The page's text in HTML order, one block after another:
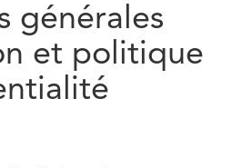
générales
et politique